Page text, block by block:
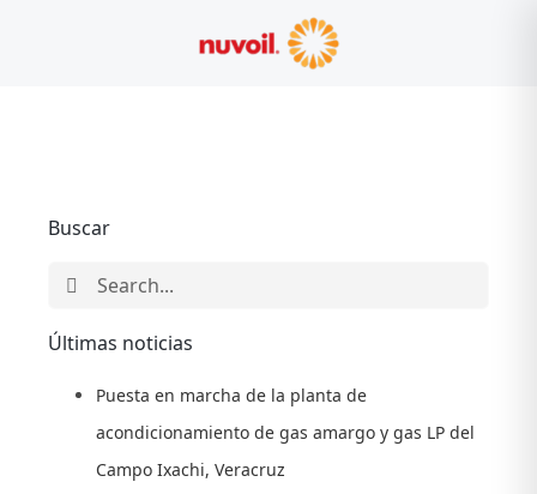
Buscar
Search
Últimas noticias
Puesta en marcha de la planta de
acondicionamiento de gas amargo y gas LP del
Campo Ixachi, Veracruz